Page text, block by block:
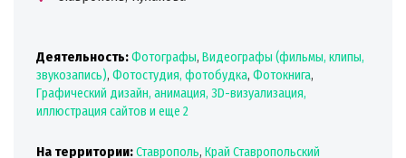
Деятельность:Фотографы, Видеографы (фильмы, клипы,
звукозапись), Фотостудия, фотобудка, Фотокнига,
Графический дизайн, анимация, 3D-визуализация,
иллюстрация сайтов и еще 2
На территории:Ставрополь, Край Ставропольский